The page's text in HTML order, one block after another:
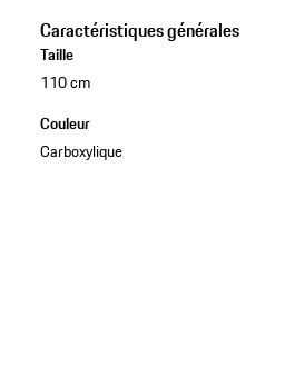
Caractéristiques générales
Taille
110 cm
Couleur
Carboxylique